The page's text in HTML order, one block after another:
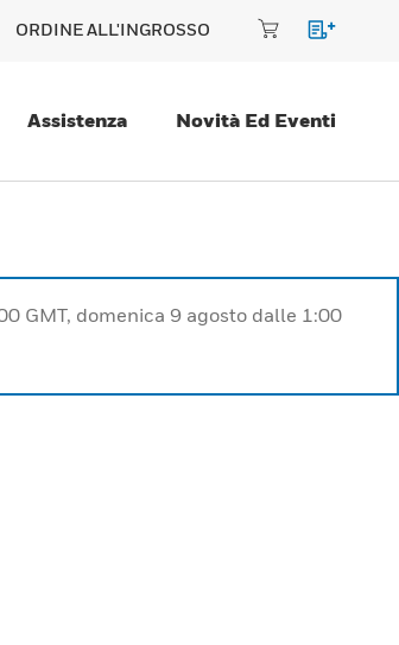
ORDINE ALL'INGROSSO
Assistenza Novità Ed Eventi
GMT, domenica 9 agosto dalle 1:00